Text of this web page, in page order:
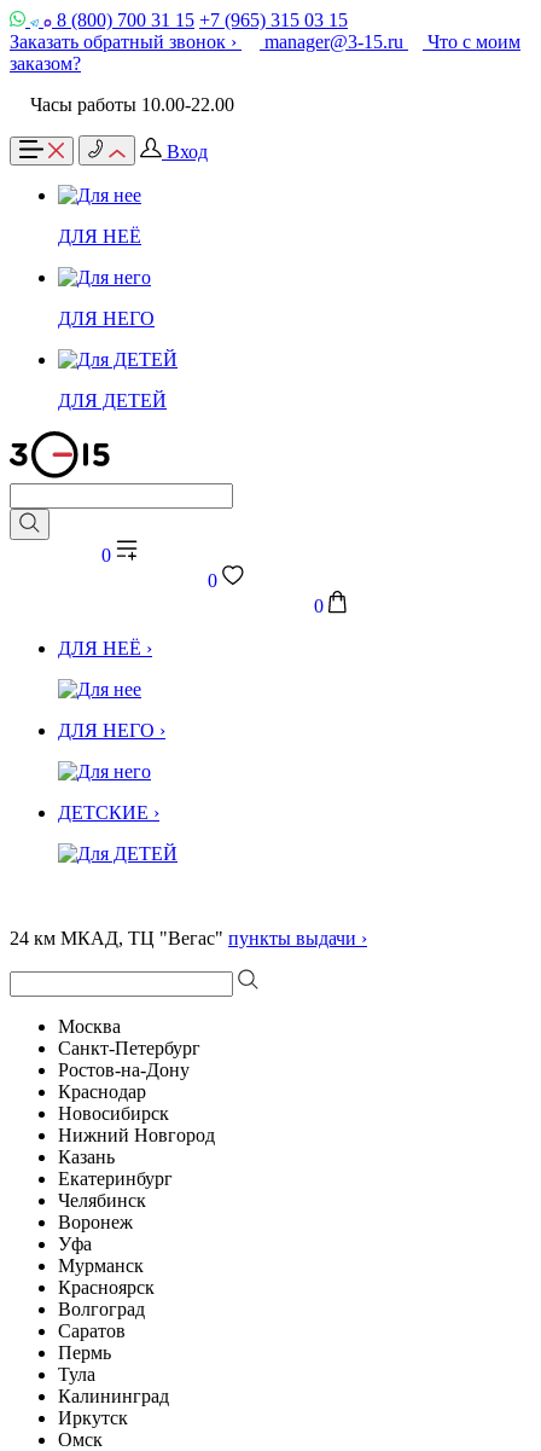
8 (800) 700 31 15 +7 (965) 315 03 15
Заказать обратный звонок ›
manager@3-15.ru
Что с моим
заказом?
Часы работы 10.00-22.00
Вход
ДЛЯ НЕЁ
ДЛЯ НЕГО
ДЛЯ ДЕТЕЙ
0
0
0
ДЛЯ НЕЁ ›
ДЛЯ НЕГО ›
ДЕТСКИЕ ›
24 км МКАД, ТЦ "Вегас" пункты выдачи ›
Москва
Санкт-Петербург
Ростов-на-Дону
Краснодар
Новосибирск
Нижний Новгород
Казань
Екатеринбург
Челябинск
Воронеж
Уфа
Мурманск
Красноярск
Волгоград
Саратов
Пермь
Тула
Калининград
Иркутск
Омск